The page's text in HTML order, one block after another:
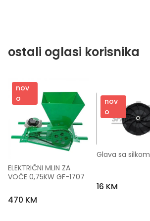
ostali oglasi korisnika
nov
o
ELEKTRIČNI MLIN ZA
VOĆE 0,75KW GF-1707
470 KM
nov
o
Glava sa silkom
16 KM